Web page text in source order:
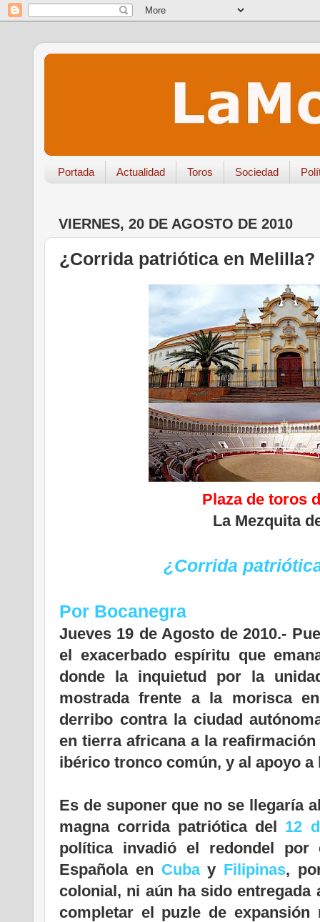
Portada Actualidad Toros Sociedad
VIERNES, 20 DE AGOSTO DE 2010
¿Corrida patriótica en
Plaza de toros
La Mezquita
¿Corrida
Por Bocanegra
Jueves 19 de Agosto de 2010.-
el exacerbado espíritu que
donde la inquietud por la
mostrada frente a la morisca
derribo contra la ciudad
en tierra africana a la
ibérico tronco común, y al apoyo
Es de suponer que no se llegaría
magna corrida patriótica del 12
política invadió el redondel por
Española en Cubay Filipinas,
colonial, ni aún ha sido entregada
completar el puzle de